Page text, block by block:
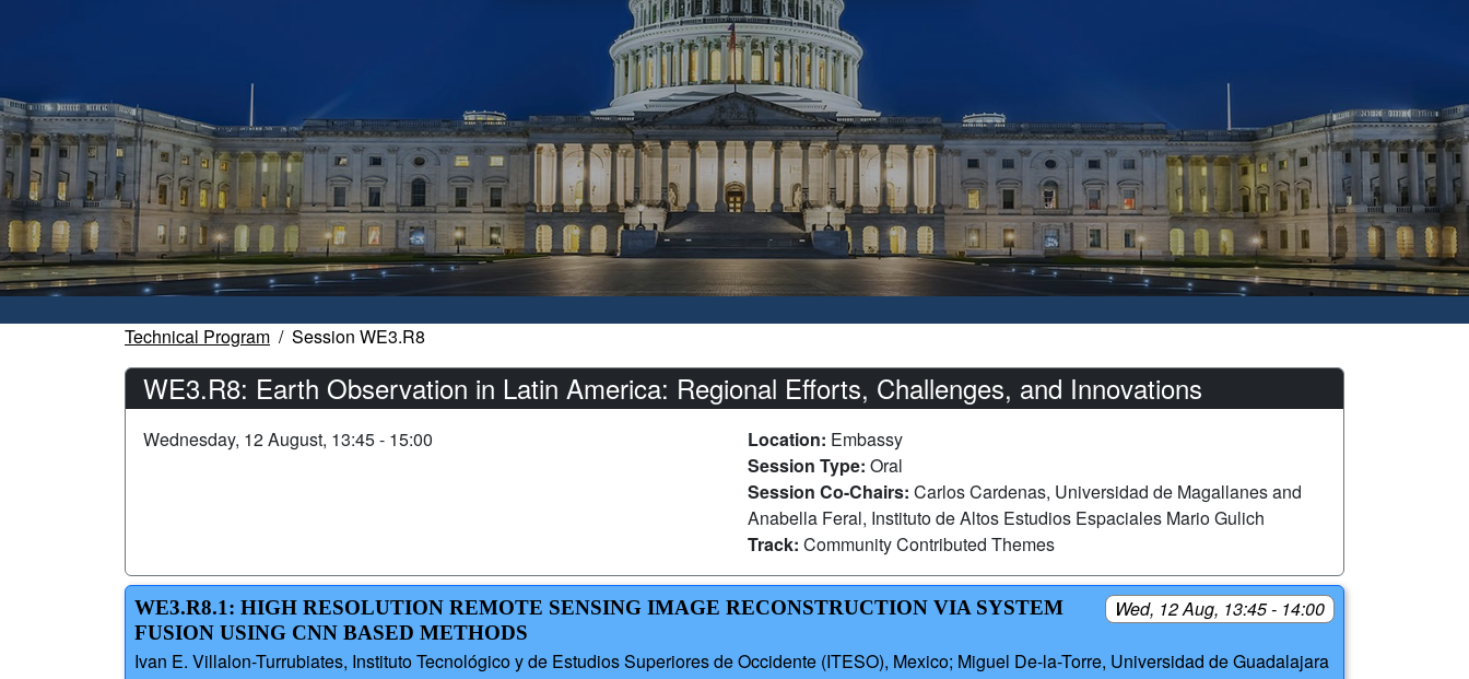
Technical Program Session WE3.R8
WE3.R8: Earth Observation in Latin America: Regional Efforts, Challenges, and Innovations
Wednesday, 12 August, 13:45 - 15:00 Location: Embassy
Session Type: Oral
Session Co-Chairs: Carlos Cardenas, Universidad de Magallanes and
Anabella Feral, Instituto de Altos Estudios Espaciales Mario Gulich
Track: Community Contributed Themes
Wed, 12 Aug, 13:45 - 14:00
WE3.R8.1: HIGH RESOLUTION REMOTE SENSING IMAGE RECONSTRUCTION VIA SYSTEM
FUSION USING CNN BASED METHODS
Ivan E. Villalon-Turrubiates, Instituto Tecnológico y de Estudios Superiores de Occidente (ITESO), Mexico; Miguel De-la-Torre, Universidad de Guadalajara